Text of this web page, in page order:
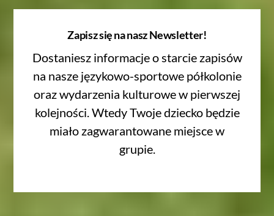
Zapisz się na nasz Newsletter!
Dostaniesz informacje o starcie zapisów
na nasze językowo-sportowe półkolonie
oraz wydarzenia kulturowe w pierwszej
kolejności. Wtedy Twoje dziecko będzie
miało zagwarantowane miejsce w
grupie.